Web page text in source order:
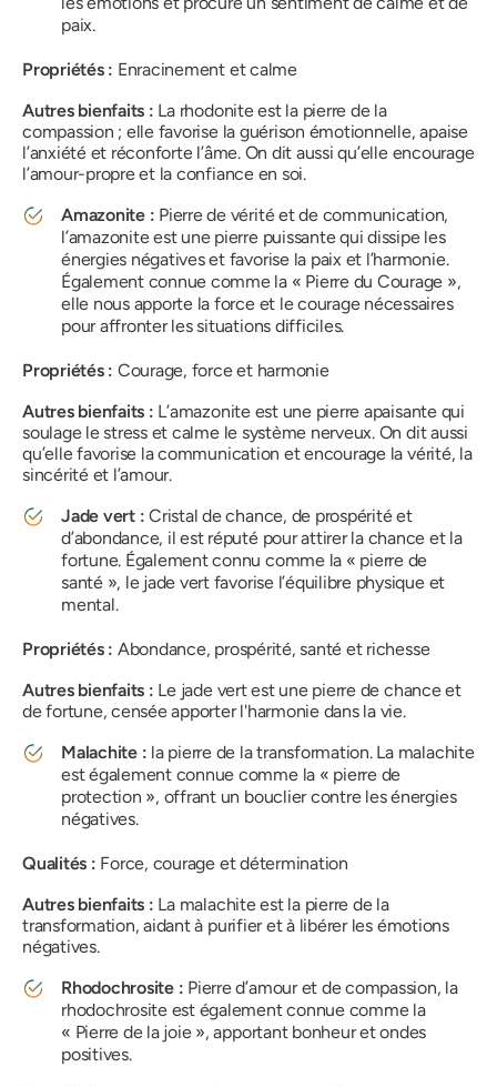
paix.
Propriétés : Enracinement et calme
Autres bienfaits : La rhodonite est la pierre de la
compassion ; elle favorise la guérison émotionnelle, apaise
l’anxiété et réconforte l’âme. On dit aussi qu’elle encourage
l’amour-propre et la confiance en soi.
Amazonite : Pierre de vérité et de communication,
l’amazonite est une pierre puissante qui dissipe les
énergies négatives et favorise la paix et l’harmonie.
Également connue comme la « Pierre du Courage »,
elle nous apporte la force et le courage nécessaires
pour affronter les situations difficiles.
Propriétés : Courage, force et harmonie
Autres bienfaits : L’amazonite est une pierre apaisante qui
soulage le stress et calme le système nerveux. On dit aussi
qu’elle favorise la communication et encourage la vérité, la
sincérité et l’amour.
Jade vert : Cristal de chance, de prospérité et
d’abondance, il est réputé pour attirer la chance et la
fortune. Également connu comme la « pierre de
santé », le jade vert favorise l’équilibre physique et
mental.
Propriétés : Abondance, prospérité, santé et richesse
Autres bienfaits : Le jade vert est une pierre de chance et
de fortune, censée apporter l'harmonie dans la vie.
Malachite : la pierre de la transformation. La malachite
est également connue comme la « pierre de
protection », offrant un bouclier contre les énergies
négatives.
Qualités : Force, courage et détermination
Autres bienfaits : La malachite est la pierre de la
transformation, aidant à purifier et à libérer les émotions
négatives.
Rhodochrosite : Pierre d’amour et de compassion, la
rhodochrosite est également connue comme la
« Pierre de la joie », apportant bonheur et ondes
positives.